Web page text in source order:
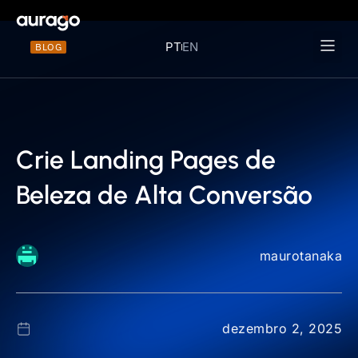
BLOG PTEN
Crie Landing Pages de
Beleza de Alta Conversão
maurotanaka
dezembro 2, 2025